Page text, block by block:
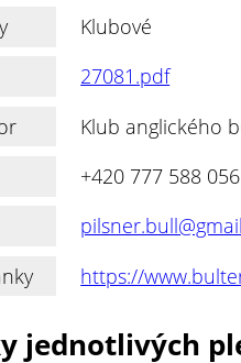
Klubové
27081.pdf
Klub anglického
+420 777 588 056
https://
jednotlivých